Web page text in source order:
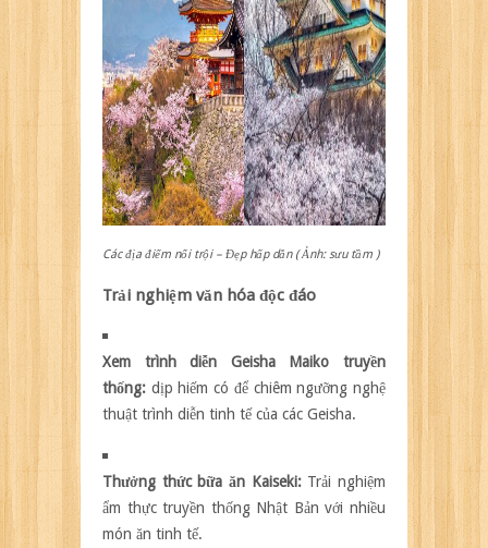
Các địa điểm nổi trội – Đẹp hấp dẫn ( Ảnh: sưu tầm )
Trải nghiệm văn hóa độc đáo
Xem trình diễn Geisha Maiko truyền
thống: dịp hiếm có để chiêm ngưỡng nghệ
thuật trình diễn tinh tế của các Geisha.
Thưởng thức bữa ăn Kaiseki: Trải nghiệm
ẩm thực truyền thống Nhật Bản với nhiều
món ăn tinh tế.